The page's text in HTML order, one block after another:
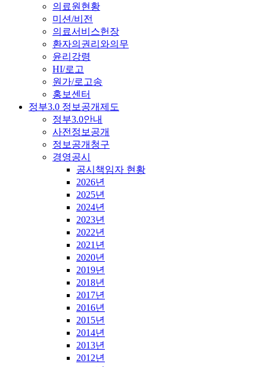
의료원현황
미션/비전
의료서비스헌장
환자의권리와의무
윤리강령
HI/로고
원가/로고송
홍보센터
정부3.0 정보공개제도
정부3.0안내
사전정보공개
정보공개청구
경영공시
공시책임자 현황
2026년
2025년
2024년
2023년
2022년
2021년
2020년
2019년
2018년
2017년
2016년
2015년
2014년
2013년
2012년